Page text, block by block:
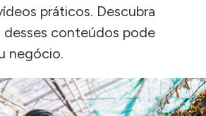
práticos. Descubra
conteúdos pode
negócio.